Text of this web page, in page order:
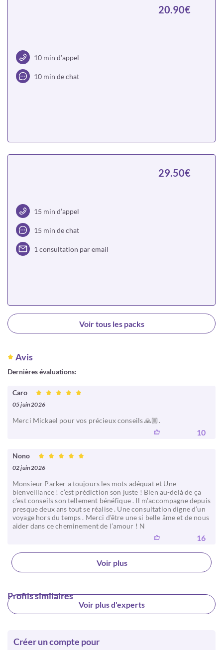
10 min d’appel
10 min de chat
20.90€
15 min d’appel
15 min de chat
1 consultation par email
29.50€
Choisir
Voir tous les packs
Avis
Dernières évaluations:
Caro
05 juin 2026
Merci Mickael pour vos précieux conseils 🙏🏼.
10
Nono
02 juin 2026
Monsieur Parker a toujours les mots adéquat et Une
bienveillance ! c’est prédiction son juste ! Bien au-delà de ça
c’est conseils son tellement bénéfique . Il m’accompagne depuis
presque deux ans tout se réalise . Une consultation digne d’un
voyage hors du temps . Merci d’être une si belle âme et de nous
aider dans ce cheminement de l’amour ! N
16
Voir plus
Profils similaires
Voir plus d'experts
Créer un compte pour